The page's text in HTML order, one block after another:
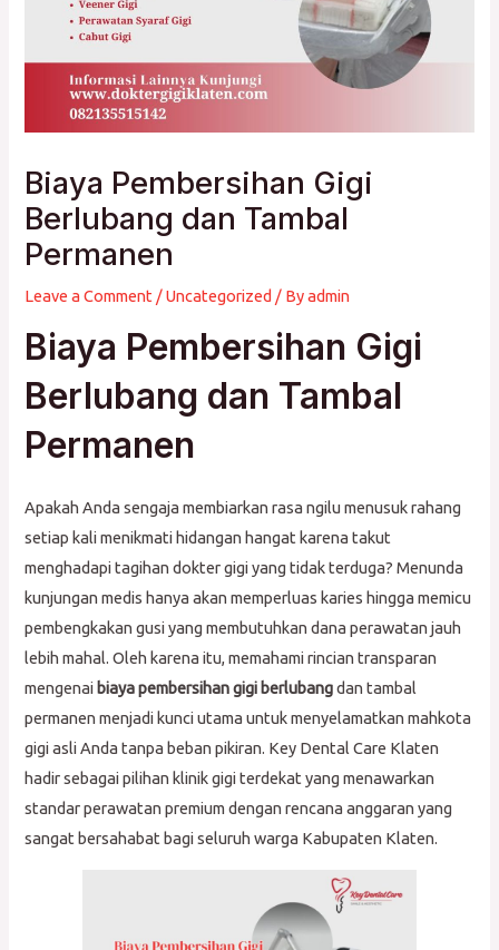
Biaya Pembersihan Gigi
Berlubang dan Tambal
Permanen
Leave a Comment /Uncategorized / Byadmin
Biaya Pembersihan Gigi
Berlubang dan Tambal
Permanen
Apakah Anda sengaja membiarkan rasa ngilu menusuk rahang
setiap kali menikmati hidangan hangat karena takut
menghadapi tagihan dokter gigi yang tidak terduga? Menunda
kunjungan medis hanya akan memperluas karies hingga memicu
pembengkakan gusi yang membutuhkan dana perawatan jauh
lebih mahal. Oleh karena itu, memahami rincian transparan
mengenai biaya pembersihan gigi berlubangdan tambal
permanen menjadi kunci utama untuk menyelamatkan mahkota
gigi asli Anda tanpa beban pikiran. Key Dental Care Klaten
hadir sebagai pilihan klinik gigi terdekat yang menawarkan
standar perawatan premium dengan rencana anggaran yang
sangat bersahabat bagi seluruh warga Kabupaten Klaten.